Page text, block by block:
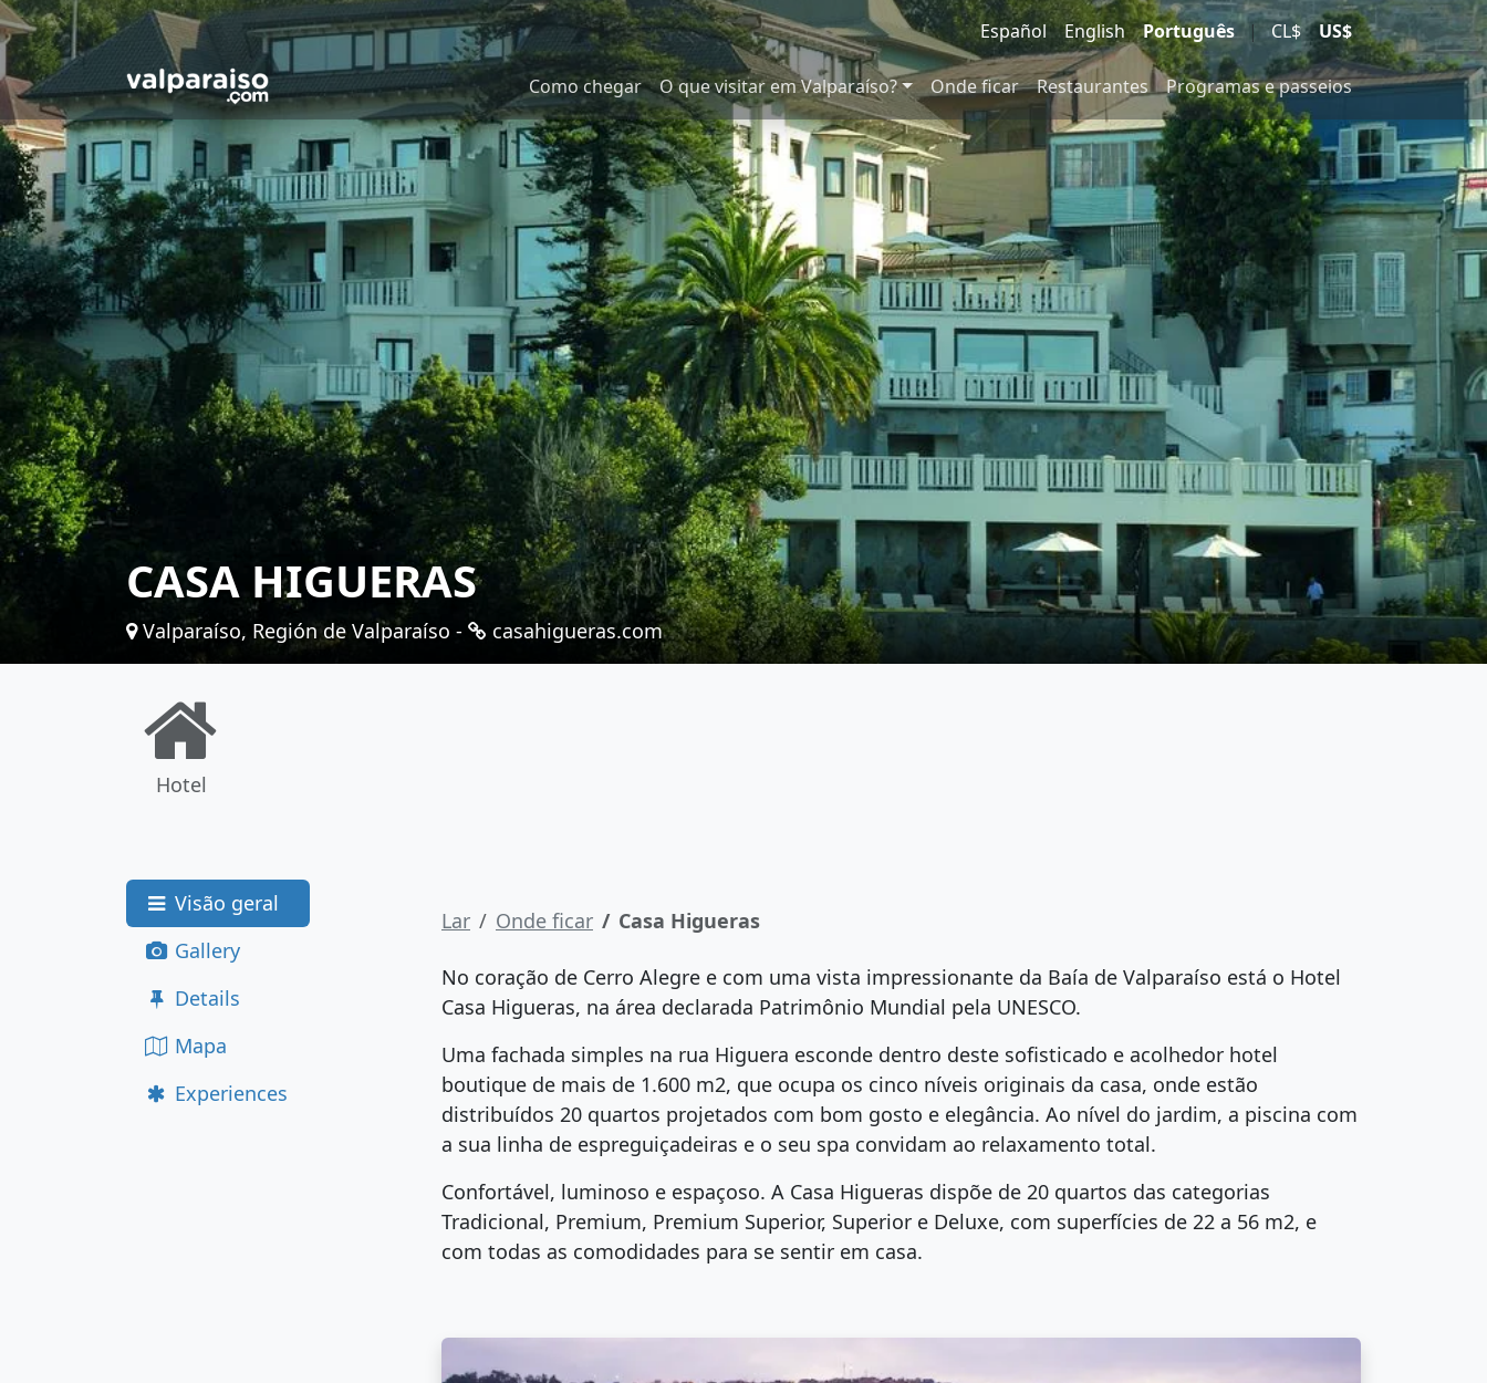
Español English Português | CL$ US$
Como chegar O que visitar em Valparaíso? Onde ficar Restaurantes Programas e passeios
CASA HIGUERAS
Valparaíso, Región de Valparaíso - casahigueras.com
Hotel
Visão geral
Gallery
Details
Mapa
Experiences
Lar Onde ficar Casa Higueras
No coração de Cerro Alegre e com uma vista impressionante da Baía de Valparaíso está o Hotel
Casa Higueras, na área declarada Patrimônio Mundial pela UNESCO.
Uma fachada simples na rua Higuera esconde dentro deste sofisticado e acolhedor hotel
boutique de mais de 1.600 m2, que ocupa os cinco níveis originais da casa, onde estão
distribuídos 20 quartos projetados com bom gosto e elegância. Ao nível do jardim, a piscina com
a sua linha de espreguiçadeiras e o seu spa convidam ao relaxamento total.
Confortável, luminoso e espaçoso. A Casa Higueras dispõe de 20 quartos das categorias
Tradicional, Premium, Premium Superior, Superior e Deluxe, com superfícies de 22 a 56 m2, e
com todas as comodidades para se sentir em casa.